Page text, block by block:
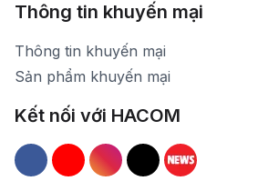
Thông tin khuyến mại
Thông tin khuyến mại
Sản phẩm khuyến mại
Kết nối với HACOM
Hacom Facebook
Hacom YouTube
Hacom Instagram
Hacom TikTok